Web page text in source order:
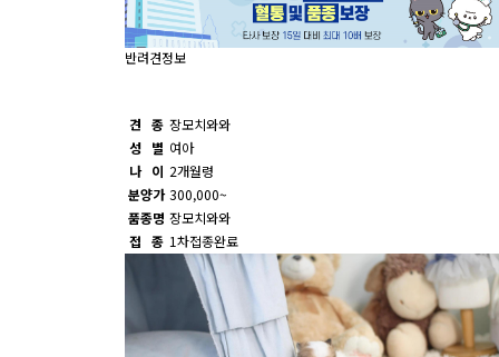
반려견정보
견 종 장모치와와
성 별 여아
나 이 2개월령
분양가 300,000~
품종명 장모치와와
접 종 1차접종완료